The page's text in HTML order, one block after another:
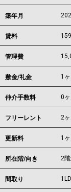
築年月
賃料
管理費
敷金/礼金 1
仲介手数料 0ヶ
フリーレント 2ヶ
更新料 1ヶ
所在階/向き 2
間取り